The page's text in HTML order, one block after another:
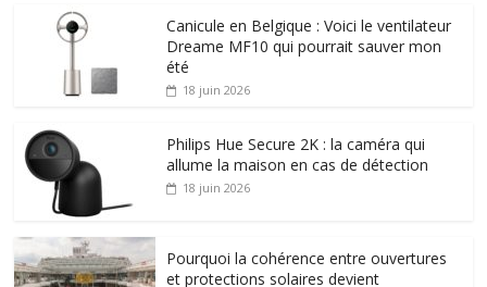
Canicule en Belgique : Voici le ventilateur
Dreame MF10 qui pourrait sauver mon
été
18 juin 2026
Philips Hue Secure 2K : la caméra qui
allume la maison en cas de détection
18 juin 2026
Pourquoi la cohérence entre ouvertures
et protections solaires devient